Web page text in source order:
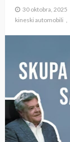
30 oktobra, 2025
kineski automobili